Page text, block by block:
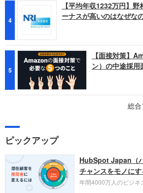
4
【平均年収1232万円】
ーナスが高いのはなぜな
5
【面接対策】
ン）の中途採用
総
ピックアップ
HubSpot Japan（
チャンスをモノに
年間4000万人のビジネ